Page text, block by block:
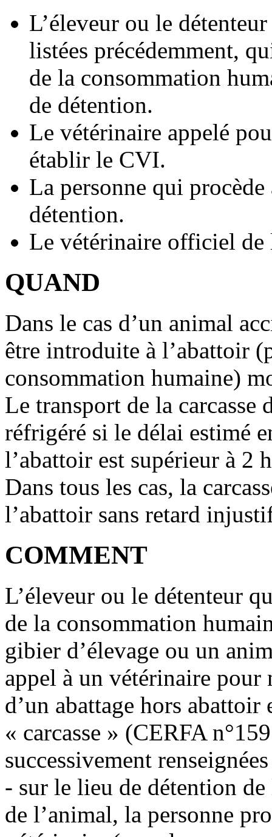
L’éleveur ou le
listées précédemment,
de la consommation
de détention.
Le vétérinaire appelé
établir le CVI.
La personne qui
détention.
Le vétérinaire officiel de
QUAND
Dans le cas d’un animal
être introduite à l’abattoir
consommation humaine)
Le transport de la carcasse
réfrigéré si le délai estimé
l’abattoir est supérieur à 2
Dans tous les cas, la
l’abattoir sans retard
COMMENT
L’éleveur ou le détenteur
de la consommation
gibier d’élevage ou un
appel à un vétérinaire
d’un abattage hors
« carcasse » (CERFA
successivement
- sur le lieu de détention
de l’animal, la personne